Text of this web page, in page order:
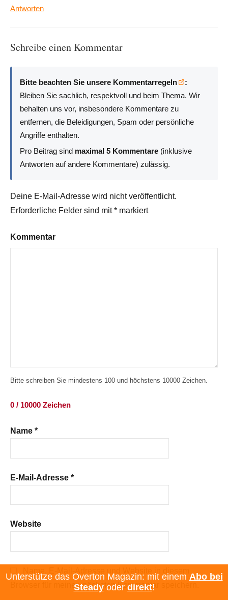
Antworten
Schreibe einen Kommentar
Bitte beachten Sie unsere Kommentarregeln
:
Bleiben Sie sachlich, respektvoll und beim Thema. Wir
behalten uns vor, insbesondere Kommentare zu
entfernen, die Beleidigungen, Spam oder persönliche
Angriffe enthalten.
Pro Beitrag sind maximal 5 Kommentare (inklusive
Antworten auf andere Kommentare) zulässig.
Deine E-Mail-Adresse wird nicht veröffentlicht.
Erforderliche Felder sind mit* markiert
Kommentar
Bitte schreiben Sie mindestens 100 und höchstens 10000 Zeichen.
0 / 10000 Zeichen
Name *
E-Mail-Adresse *
Website
Browser für meinen nächsten Kommentar speichern.
Unterstütze das Overton Magazin: mit einem Abo bei
Steadyoder direkt!